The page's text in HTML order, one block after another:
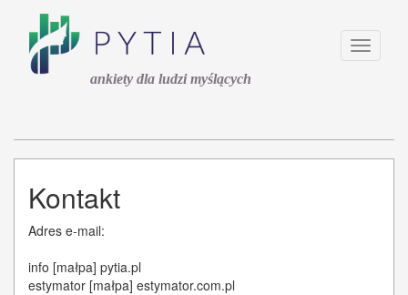
Toggle
ankiety dla ludzi myślących
Kontakt
Adres e-mail:
info [małpa] pytia.pl
estymator [małpa] estymator.com.pl